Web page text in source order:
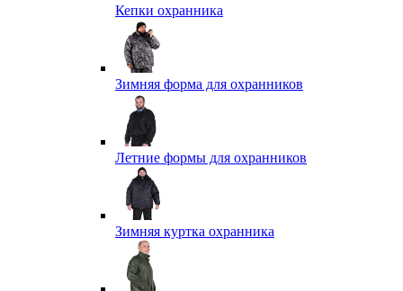
Кепки охранника
Зимняя форма для охранников
Летние формы для охранников
Зимняя куртка охранника